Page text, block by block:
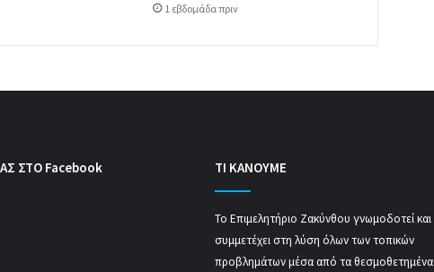
1 εβδομάδα πριν
ΣΤΟ Facebook ΤΙ ΚΑΝΟΥΜΕ
Το Επιμελητήριο Ζακύνθου γνωμοδοτεί και
συμμετέχει στη λύση όλων των τοπικών
προβλημάτων μέσα από τα θεσμοθετημένα